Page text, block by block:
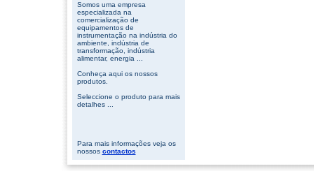
Somos uma empresa
especializada na
comercialização de
equipamentos de
instrumentação na indústria do
ambiente, indústria de
transformação, indústria
alimentar, energia ...
Conheça aqui os nossos
produtos.
Seleccione o produto para mais
detalhes ...
Para mais informações veja os
nossos contactos